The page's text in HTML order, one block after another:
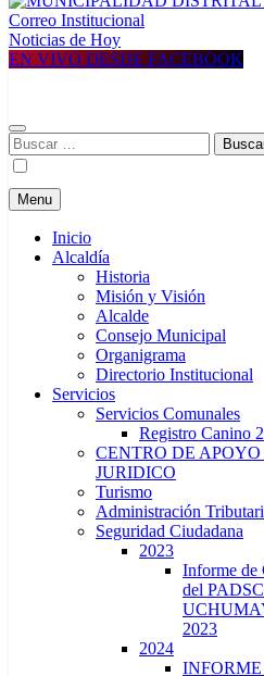
MUNICIPALIDAD DISTRITAL
Construyendo una nueva Historia
Correo Institucional
Noticias de Hoy
EN VIVO DESDE FACEBOOK
Buscar:
Menu
Inicio
Alcaldía
Historia
Misión y Visión
Alcalde
Consejo Municipal
Organigrama
Directorio Institucional
Servicios
Servicios Comunales
Registro Canino
CENTRO DE
JURIDICO
Turismo
Administración
Seguridad Ciudadana
2023
Informe de
del
2023
2024